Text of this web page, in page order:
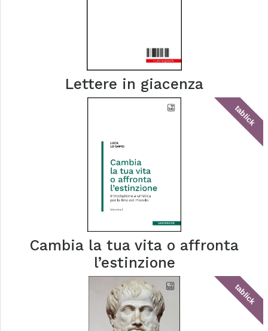
Lettere in giacenza
tablick
Cambia la tua vita o affronta
l’estinzione
tablick